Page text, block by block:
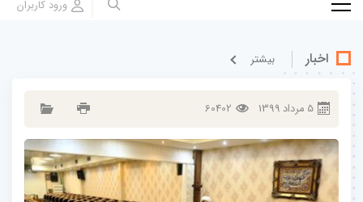
اخبار بيشتر
5 مرداد 1399
60402